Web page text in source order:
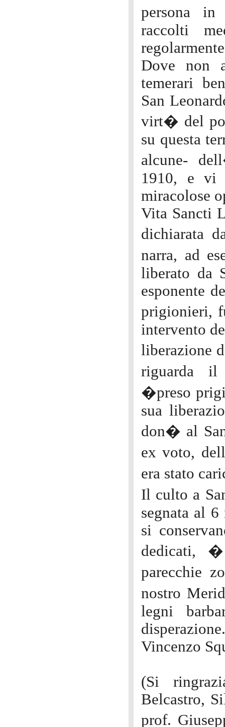
persona
raccolti
Dove non
temerari
San
virt� del
su questa
alcune-
1910, e vi
miracolose
Vita Sancti
dichiarata
narra, ad
liberato da
esponente
prigionieri,
intervento
liberazione
riguarda il
�preso
sua
don� al
ex voto,
era stato
Il culto a
segnata al
si
dedicati,
parecchie
nostro
legni
disperazione.
Vincenzo
(Si
Belcastro,
prof.